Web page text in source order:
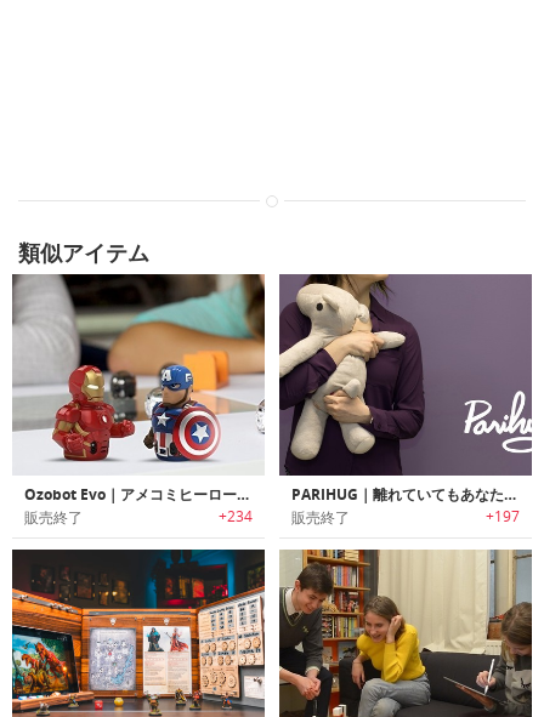
類似アイテム
Ozobot Evo｜アメコミヒーローと遊びながらSTEM教育可能なスマートロボットトイ
販売終了 +234
PARIHUG｜離れていてもあなたのハグを届けられるぬいぐるみ型コミュニケーションデバイス「パリハグ」
販売終了 +197